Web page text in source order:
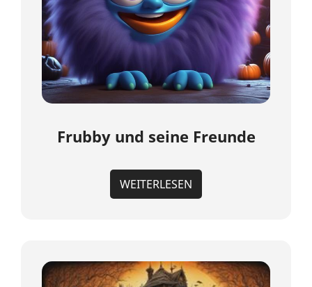
Frubby und seine Freunde
WEITERLESEN